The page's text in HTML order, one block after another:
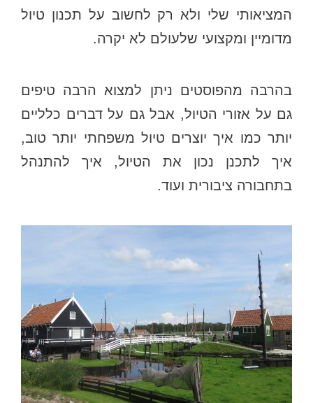
המציאותי שלי ולא רק לחשוב על תכנון טיול
מדומיין ומקצועי שלעולם לא יקרה.
בהרבה מהפוסטים ניתן למצוא הרבה טיפים
גם על אזורי הטיול, אבל גם על דברים כלליים
יותר כמו איך יוצרים טיול משפחתי יותר טוב,
איך לתכנן נכון את הטיול, איך להתנהל
בתחבורה ציבורית ועוד.